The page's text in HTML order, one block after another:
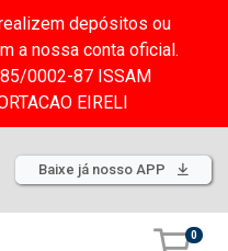
depósitos ou
a nossa conta oficial.
0002-87 ISSAM
EIRELI
Baixe já nosso APP
0